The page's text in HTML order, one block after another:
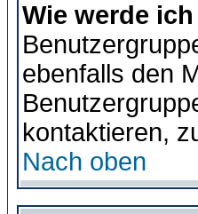
Wie werde
ebenfalls den
kontaktieren,
Nach oben